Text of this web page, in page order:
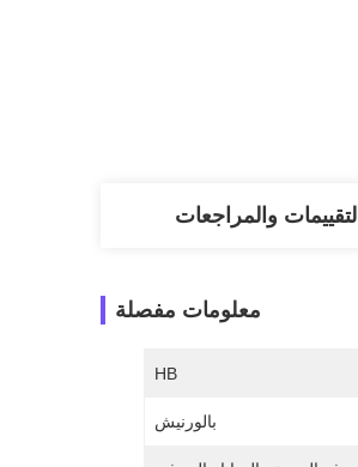
التقييمات والمراجعات
معلومات مفصلة
HB
بالورنيش